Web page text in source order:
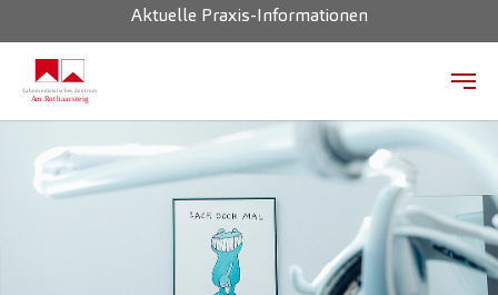
Zum Hauptinhalt springen
Aktuelle Praxis-Informationen